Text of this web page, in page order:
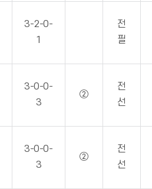
3-2-0-
1
전
필
3-0-0-
3
②
전
선
3-0-0-
3
②
전
선